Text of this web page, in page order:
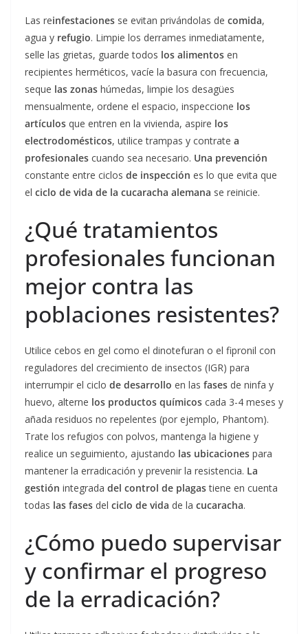
Las reinfestaciones se evitan privándolas de comida,
agua y refugio. Limpie los derrames inmediatamente,
selle las grietas, guarde todos los alimentos en
recipientes herméticos, vacíe la basura con frecuencia,
seque las zonas húmedas, limpie los desagües
mensualmente, ordene el espacio, inspeccione los
artículos que entren en la vivienda, aspire los
electrodomésticos, utilice trampas y contrate a
profesionales cuando sea necesario. Una prevención
constante entre ciclos de inspección es lo que evita que
el ciclo de vida de la cucaracha alemana se reinicie.
¿Qué tratamientos
profesionales funcionan
mejor contra las
poblaciones resistentes?
Utilice cebos en gel como el dinotefuran o el fipronil con
reguladores del crecimiento de insectos (IGR) para
interrumpir el ciclo de desarrollo en las fases de ninfa y
huevo, alterne los productos químicos cada 3-4 meses y
añada residuos no repelentes (por ejemplo, Phantom).
Trate los refugios con polvos, mantenga la higiene y
realice un seguimiento, ajustando las ubicaciones para
mantener la erradicación y prevenir la resistencia. La
gestión integrada del control de plagastiene en cuenta
todas las fases del ciclo de vida de la cucaracha.
¿Cómo puedo supervisar
y confirmar el progreso
de la erradicación?